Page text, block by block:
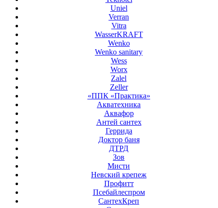
Uniel
Verran
Vitra
WasserKRAFT
Wenko
Wenko sanitary
Wess
Worx
Zalel
Zeller
«ППК «Практика»
Акватехника
Аквафор
Антей сантех
Геррида
Доктор баня
ДТРД
Зов
Мисти
Невский крепеж
Профитт
Псебайлеспром
СантехКреп